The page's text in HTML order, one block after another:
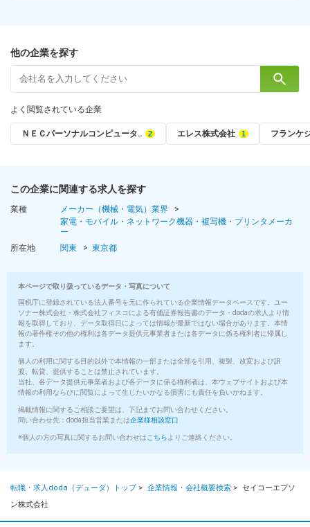
他の企業を探す
よく閲覧されている企業
ＮＥＣパーソナルコンピュータ‥ エレス株式会社 フランケ
この企業に関連する求人を探す
業種
メーカー（機械・電気）業界
家電・モバイル・ネットワーク機器・複写機・プリンタメーカ
ー
所在地
関東 東京都
本ページで取り扱っているデータ・写真について
国税庁に登録されている法人番号を元に作られている企業情報データベースです。ユー
ソナー株式会社・株式会社フィスコによる有価証券報告書のデータ・dodaの求人より情
報を取得しており、データ取得日によっては情報が最新ではない場合があります。本情
報の著作権その他の権利は各データ提供元事業者または各データに係る権利者に帰属し
ます。
個人の利用に関する目的以外で本情報の一部または全部を引用、複製、改変および譲
渡、転貸、提供することは禁止されています。
当社、各データ提供元事業者および各データに係る権利者は、本ウェブサイトおよび本
情報の利用ならびに閲覧によって生じたいかなる損害にも責任を負いかねます。
掲載情報に関するご相談ご要望は、下記までお問い合わせください。
問い合わせ先：doda担当営業または企業様相談窓口
※個人の方の写真に関するお問い合わせは こちら よりご連絡ください。
転職・求人doda（デューダ）トップ> 企業情報・会社概要検索 > セイコーエプソ
ン株式会社